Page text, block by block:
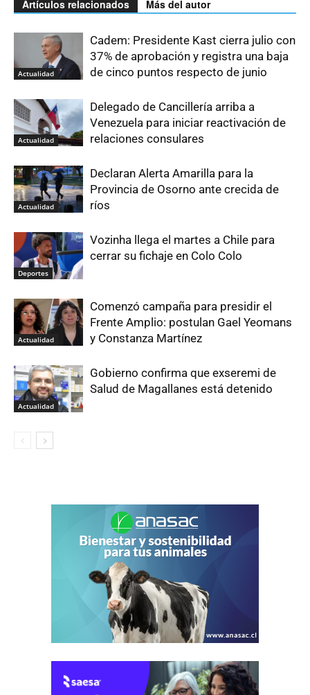
Artículos relacionados Más del autor
Actualidad
Cadem: Presidente Kast cierra julio con
37% de aprobación y registra una baja
de cinco puntos respecto de junio
Actualidad
Delegado de Cancillería arriba a
Venezuela para iniciar reactivación de
relaciones consulares
Actualidad
Declaran Alerta Amarilla para la
Provincia de Osorno ante crecida de
ríos
Deportes
Vozinha llega el martes a Chile para
cerrar su fichaje en Colo Colo
Actualidad
Comenzó campaña para presidir el
Frente Amplio: postulan Gael Yeomans
y Constanza Martínez
Actualidad
Gobierno confirma que exseremi de
Salud de Magallanes está detenido